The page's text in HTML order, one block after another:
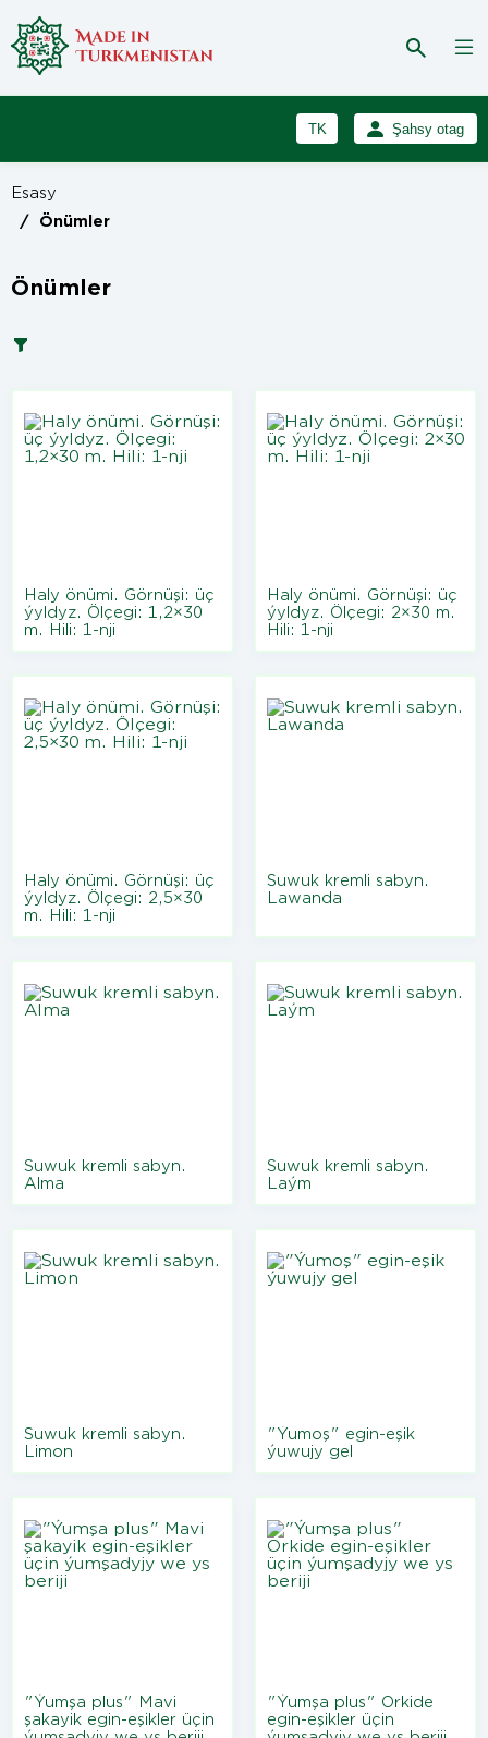
TK
RU
Şahsy otag
Esasy
/ Önümler
Önümler
Haly önümi. Görnüşi: üç
ýyldyz. Ölçegi: 1,2×30
m. Hili: 1-nji
Haly önümi. Görnüşi: üç
ýyldyz. Ölçegi: 2×30 m.
Hili: 1-nji
Haly önümi. Görnüşi: üç
ýyldyz. Ölçegi: 2,5×30
m. Hili: 1-nji
Suwuk kremli sabyn.
Lawanda
Suwuk kremli sabyn.
Alma
Suwuk kremli sabyn.
Laým
Suwuk kremli sabyn.
Limon
"Ýumoş" egin-eşik
ýuwujy gel
"Ýumşa plus" Mavi
şakayik egin-eşikler üçin
"Ýumşa plus" Orkide
egin-eşikler üçin